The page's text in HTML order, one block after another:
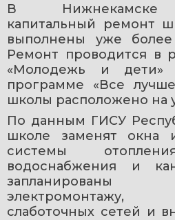
В Нижнекамске
капитальный ремонт
выполнены уже
Ремонт проводится в
«Молодежь и дети»
программе «Все
школы расположено на
По данным ГИСУ
школе заменят окна
системы
водоснабжения и
электромонтажу,
слаботочных сетей и